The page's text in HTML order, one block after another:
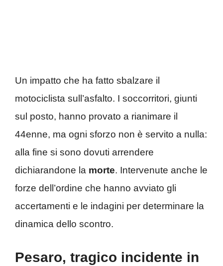
Un impatto che ha fatto sbalzare il
motociclista sull’asfalto. I soccorritori, giunti
sul posto, hanno provato a rianimare il
44enne, ma ogni sforzo non è servito a nulla:
alla fine si sono dovuti arrendere
dichiarandone la morte. Intervenute anche le
forze dell’ordine che hanno avviato gli
accertamenti e le indagini per determinare la
dinamica dello scontro.
Pesaro, tragico incidente in